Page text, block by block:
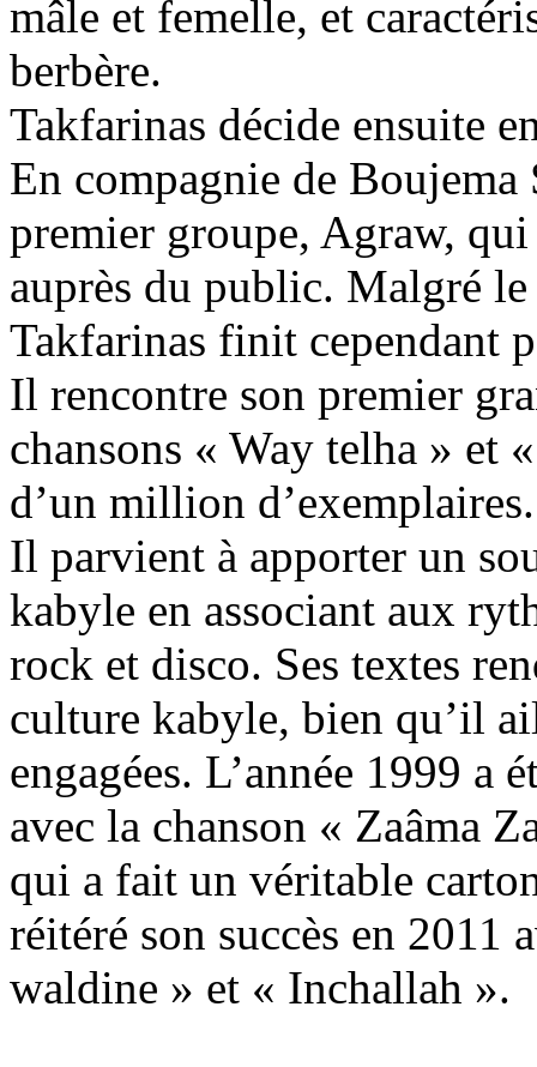
mâle et femelle, et
berbère.
Takfarinas décide ensuite
En compagnie de
premier groupe, Agraw,
auprès du public. Malgré
Takfarinas finit cependant
Il rencontre son premier
chansons « Way telha » et
d’un million d’exemplaires.
Il parvient à apporter un
kabyle en associant aux
rock et disco. Ses textes
culture kabyle, bien qu’il
engagées. L’année 1999 a
avec la chanson « Zaâma
qui a fait un véritable
réitéré son succès en 2011
waldine » et « Inchallah ».